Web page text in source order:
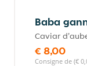
Baba
Caviar
€ 8,00
Consigne de (€